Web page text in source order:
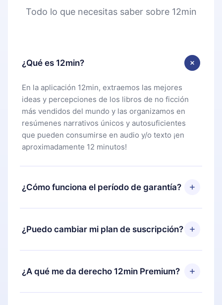
Todo lo que necesitas saber sobre 12min
¿Qué es 12min?
En la aplicación 12min, extraemos las mejores
ideas y percepciones de los libros de no ficción
más vendidos del mundo y las organizamos en
resúmenes narrativos únicos y autosuficientes
que pueden consumirse en audio y/o texto ¡en
aproximadamente 12 minutos!
¿Cómo funciona el período de garantía?
Puedes descargar nuestra aplicación y comenzar a
disfrutar de nuestra biblioteca. Si por alguna razón
no estás satisfecho con nuestra plataforma,
días posteriores a la compra y solicita el
pagaste, sin preguntas ni burocracia.
¿Puedo cambiar mi plan de suscripción?
Sí, pero el cambio solo se aplicará a partir del
próximo período de facturación. Por ejemplo, si
decides cambiar tu suscripción mensual a anual,
¿A qué me da derecho 12min Premium?
12min Premium es un plan que te garantiza acceso